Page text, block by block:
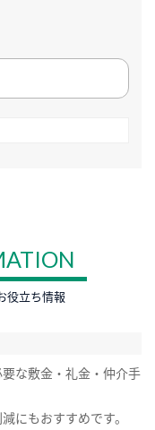
役立ち情報
な敷金・礼金・仲介手
にもおすすめです。